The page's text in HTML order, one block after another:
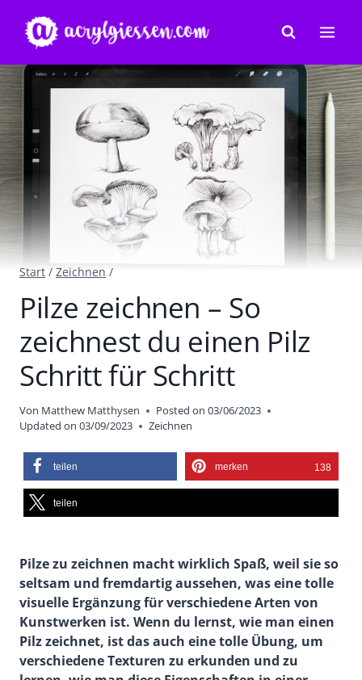
Inhalt
springen
Start / Zeichnen /
Pilze zeichnen – So
zeichnest du einen Pilz
Schritt für Schritt
Von Matthew Matthysen Posted on 03/06/2023
Updated on 03/09/2023 Zeichnen
teilen merken 138
teilen
Pilze zu zeichnen macht wirklich Spaß, weil sie so
seltsam und fremdartig aussehen, was eine tolle
visuelle Ergänzung für verschiedene Arten von
Kunstwerken ist. Wenn du lernst, wie man einen
Pilz zeichnet, ist das auch eine tolle Übung, um
verschiedene Texturen zu erkunden und zu